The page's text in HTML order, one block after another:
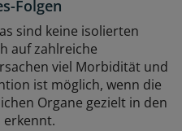
Folgen
sind keine isolierten
auf zahlreiche
viel Morbidität und
ist möglich, wenn die
Organe gezielt in den
erkennt.